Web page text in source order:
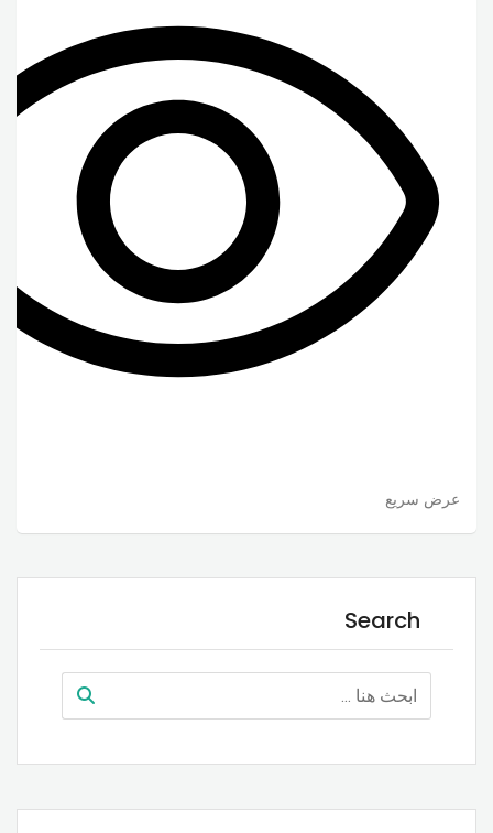
عرض سريع
Search